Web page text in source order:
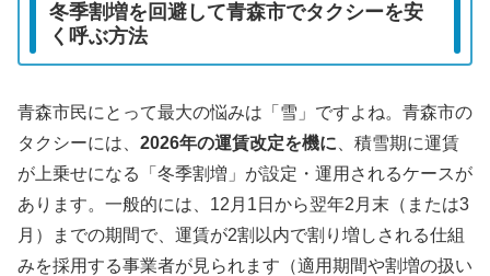
冬季割増を回避して青森市でタクシーを安
く呼ぶ方法
青森市民にとって最大の悩みは「雪」ですよね。青森市の
タクシーには、 2026年の運賃改定を機に 、積雪期に運賃
が上乗せになる
「冬季割増」 が設定・運用されるケースが
あります。一般的には、12月1日から翌年2月末（または3
月）までの期間で、運賃が2割以内で割り増しされる仕組
みを採用する事業者が見られます（適用期間や割増の扱い